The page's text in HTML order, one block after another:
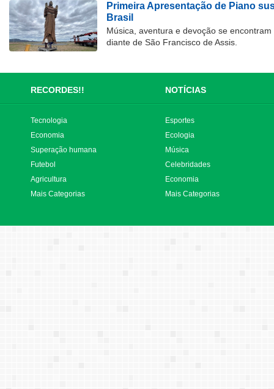
Primeira Apresentação de Piano
Brasil
Música, aventura e devoção se
diante de São Francisco de Assis.
RECORDES!! NOTÍCIAS
Tecnologia
Economia
Superação humana
Futebol
Agricultura
Mais Categorias
Esportes
Ecologia
Música
Celebridades
Economia
Mais Categorias